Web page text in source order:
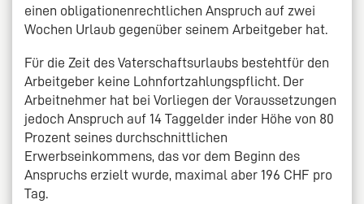
einen obligationenrechtlichen Anspruch auf zwei
Wochen Urlaub gegenüber seinem Arbeitgeber hat.
Für die Zeit des Vaterschaftsurlaubs bestehtfür den
Arbeitgeber keine Lohnfortzahlungspflicht. Der
Arbeitnehmer hat bei Vorliegen der Voraussetzungen
jedoch Anspruch auf 14 Taggelder inder Höhe von 80
Prozent seines durchschnittlichen
Erwerbseinkommens, das vor dem Beginn des
Anspruchs erzielt wurde, maximal aber 196 CHF pro
Tag.